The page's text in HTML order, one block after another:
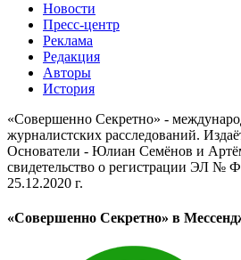
Новости
Пресс-центр
Реклама
Редакция
Авторы
История
«Совершенно Секретно» -
журналистских расследований.
Основатели - Юлиан Семёнов и
свидетельство о регистрации ЭЛ №
25.12.2020 г.
«Совершенно Секретно» в